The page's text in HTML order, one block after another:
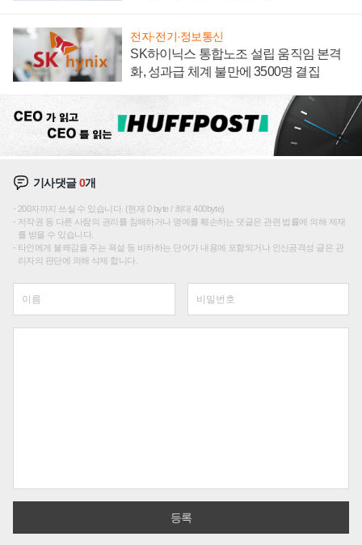
전자·전기·정보통신
SK하이닉스 통합노조 설립 움직임 본격
화, 성과급 체계 불만에 3500명 결집
기사댓글0개
200자까지 쓰실 수 있습니다. (현재 0 byte / 최대 400byte)
저작권 등 다른 사람의 권리를 침해하거나 명예를 훼손하는 댓글은 관련 법률에 의해 제재
를 받을 수 있습니다.
타인에게 불쾌감을 주는 욕설 등 비하하는 단어가 내용에 포함되거나 인신공격성 글은 관
리자의 판단에 의해 삭제 합니다.